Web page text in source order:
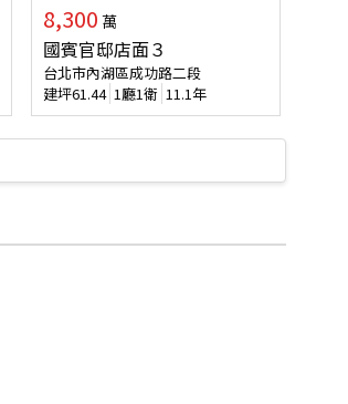
8,300 萬
國賓官邸店面３
台北市內湖區成功路二段
建坪61.44 1廳1衛 11.1年